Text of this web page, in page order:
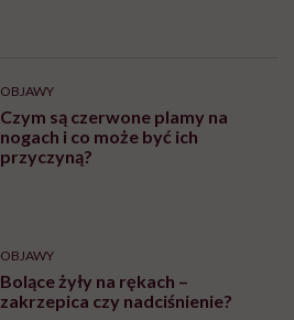
OBJAWY
Czym są czerwone plamy na
nogach i co może być ich
przyczyną?
OBJAWY
Bolące żyły na rękach –
zakrzepica czy nadciśnienie?